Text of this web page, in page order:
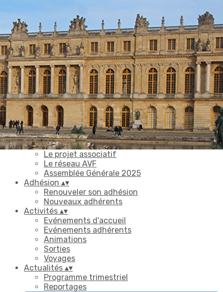
Exporter toutes les colonnes
Exporter uniquement les colonnes affichées
Menu
Ajoutez un logo, un bouton, des réseaux sociaux
Cliquez pour éditer
Accueil▴▾
Votre AVF▴▾
L'équipe et les textes de référence
Le projet associatif
Le réseau AVF
Assemblée Générale 2025
Adhésion ▴▾
Renouveler son adhésion
Nouveaux adhérents
Activités ▴▾
Evénements d'accueil
Evénements adhérents
Animations
Sorties
Voyages
Actualités ▴▾
Programme trimestriel
Reportages